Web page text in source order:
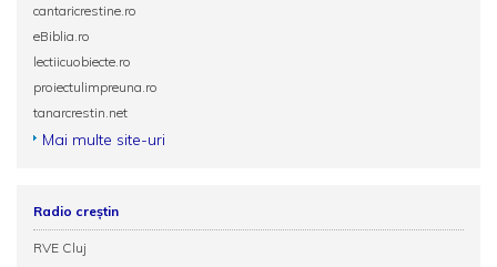
cantaricrestine.ro
eBiblia.ro
lectiicuobiecte.ro
proiectulimpreuna.ro
tanarcrestin.net
Mai multe site-uri
Radio creștin
RVE Cluj